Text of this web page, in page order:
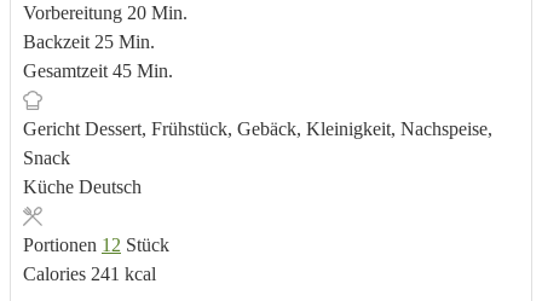
Vorbereitung 20Minuten
Min.
Backzeit 25Minuten
Min.
Gesamtzeit 45Minuten
Min.
Gericht Dessert, Frühstück, Gebäck, Kleinigkeit, Nachspeise,
Snack
Küche Deutsch
Portionen 12 Stück
Calories 241 kcal